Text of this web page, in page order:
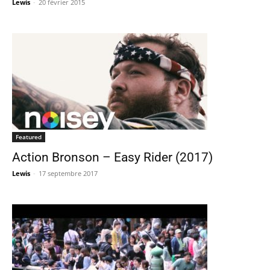
Lewis - 20 février 2015
Featured
Action Bronson – Easy Rider (2017)
Lewis - 17 septembre 2017